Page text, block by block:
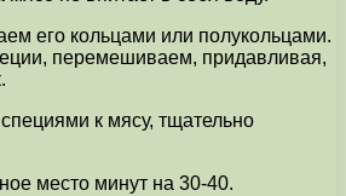
его кольцами или полукольцами.
перемешиваем, придавливая,
к мясу, тщательно
место минут на 30-40.